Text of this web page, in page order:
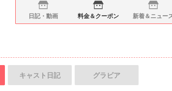
日記・動画 料金＆クーポン 新着＆ニュー
キャスト 日記 グラビア